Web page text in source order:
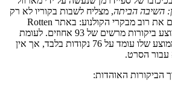
השיבה הביתה, מצליח לשבות בקוריו לא רק
רוב מוחץ של הקהל אלא גם את רוב מבקרי הקולנוע: באתר Rotten
Tomatoes ספיידי נהנה ממוצע ביקורות מרשים של 93 אחוזים. לעומת
זאת, באתר Metacritic הממוצע שלו עומד על 76 נקודות בלבד, אך אין
עבור הסרט.
הביקורות האוהדות: